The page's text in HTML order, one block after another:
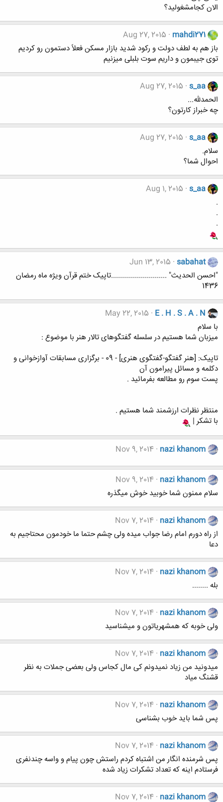
الان کجامشغولید؟
mahdi271
Aug 27, 2015
باز هم به لطف دولت و رکود شدید بازار مسکن فعلاً دستمون رو کردیم
توی جیبمون و داریم سوت بلبلی میزنیم
s_aa
Aug 27, 2015
الحمدلله...
چه خبراز کارتون؟
s_aa
Aug 27, 2015
سلام.
احوال شما؟
s_aa
Aug 1, 2015
.
.
.
sabahat
Jun 13, 2015
"احسن الحدیث" ............................تاپیک ختم قرآن ویژه ماه رمضان
1436
E . H . S . A . N
May 22, 2015
با سلام
میزبان شما هستیم در سلسله گفتگوهای تالار هنر با موضوع :
تاپیک: [هنر گفتگو-گفتگوی هنری] - 09 - برگزاری مسابقات آوازخوانی و
دکلمه و مسائل پیرامون آن
پست سوم رو مطالعه بفرمائید .
منتظر نظرات ارزشمند شما هستیم .
با تشکر |
nazi khanom
Nov 9, 2014
nazi khanom
Nov 9, 2014
سلام ممنون شما خوبید خوش میگذره
nazi khanom
Nov 7, 2014
از راه دورم امام رضا جواب میده ولی چشم حتما ما خودمون محتاجیم به
دعا
nazi khanom
Nov 7, 2014
بله ........
nazi khanom
Nov 7, 2014
ولی خوبه که همشهریاتون و میشناسید
nazi khanom
Nov 7, 2014
میدونید من زیاد نمیدونم کی مال کجاس ولی بعضی جملات به نظر
قشنگ میاد
nazi khanom
Nov 7, 2014
پس شما باید خوب بشناسی
nazi khanom
Nov 7, 2014
پس شرمنده انگار من اشتباه کردم راستش چون پیام و واسه چندنفری
فرستادم اینه که تعداد تشکرات زیاد شده
nazi khanom
Nov 7, 2014